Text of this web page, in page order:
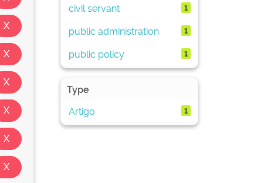
civil servant
1
public administration 1
public policy 1
Type
Artigo
1